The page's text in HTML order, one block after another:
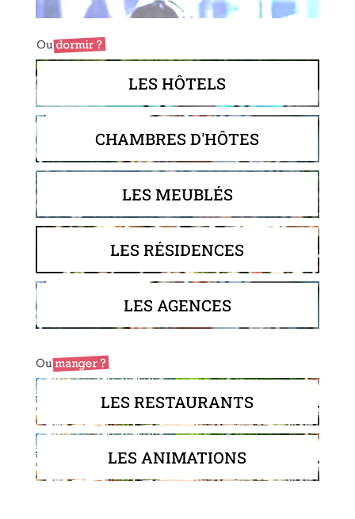
LES HÔTELS
CHAMBRES D'HÔTES
LES MEUBLÉS
LES RÉSIDENCES
LES AGENCES
LES RESTAURANTS
LES ANIMATIONS